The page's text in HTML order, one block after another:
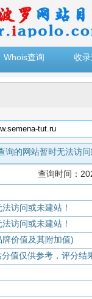
Whois查询 收
询的网站暂时无法访
查询时间：
访问或未建站！
访问或未建站！
价值及其附加值)
值仅供参考，评分结